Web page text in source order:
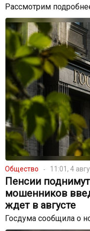
Рассмотрим
Общество 11:01, 4
Пенсии поднимут
мошенников
ждет в августе
Госдума сообщила о